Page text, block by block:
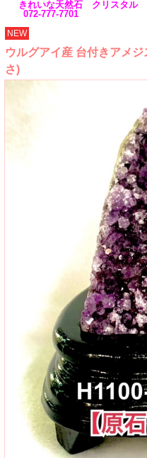
きれいな天然石 クリスタル
072-777-7701
NEW
ウルグアイ産 台付きアメ
さ)